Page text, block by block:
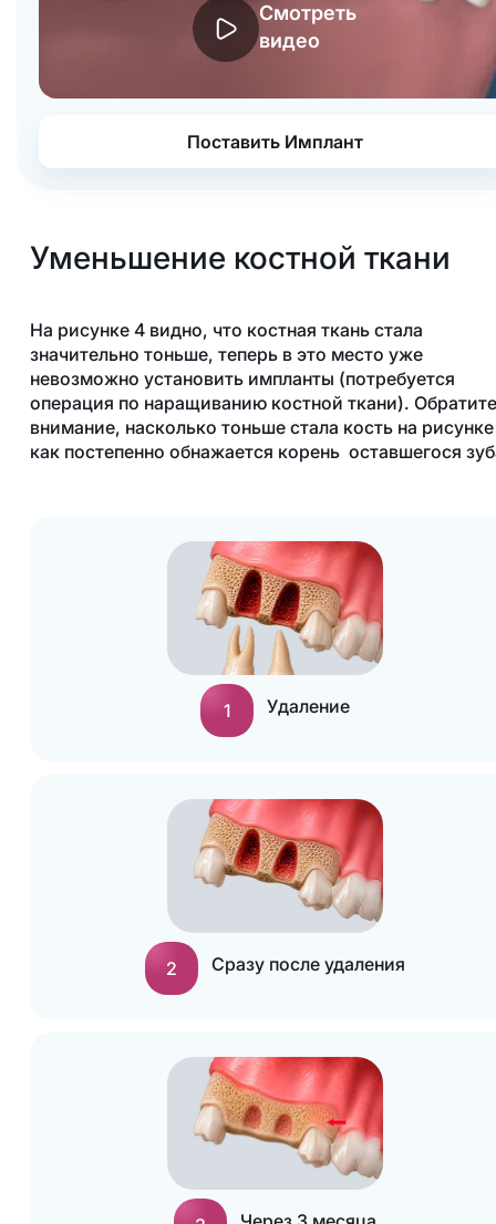
Смотреть
видео
Поставить Имплант
Уменьшение костной ткани
На рисунке 4 видно, что костная ткань стала
значительно тоньше, теперь в это место уже
невозможно установить импланты (потребуется
операция по наращиванию костной ткани). Обратите
внимание, насколько тоньше стала кость на
как постепенно обнажается корень оставшегося
1 Удаление
2 Сразу после удаления